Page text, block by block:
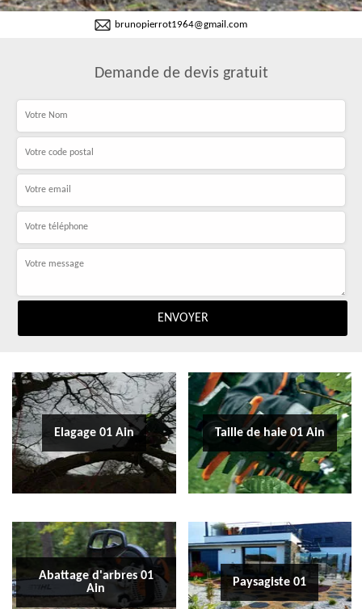
brunopierrot1964@gmail.com
Demande de devis gratuit
Elagage 01 Ain Taille de haie 01 Ain
Abattage d'arbres 01
Ain
Paysagiste 01